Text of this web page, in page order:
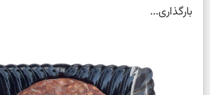
بارگذاری...